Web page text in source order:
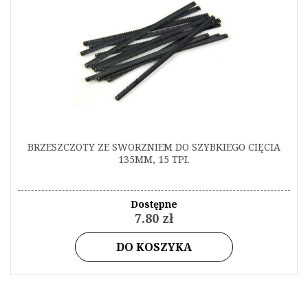
BRZESZCZOTY ZE SWORZNIEM DO SZYBKIEGO CIĘCIA
135MM, 15 TPI.
Dostępne
7.80 zł
DO KOSZYKA